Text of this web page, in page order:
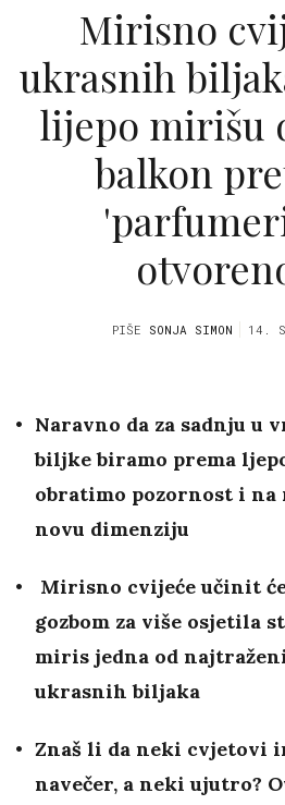
Mirisno
ukrasnih
lijepo mirišu
balkon
PIŠE SONJA SIMON 14.
Naravno da za sadnju u
biljke biramo prema
obratimo pozornost i na
novu dimenziju
Mirisno cvijeće učinit
gozbom za više osjetila
miris jedna od
ukrasnih biljaka
Znaš li da neki cvjetovi
navečer, a neki ujutro? O